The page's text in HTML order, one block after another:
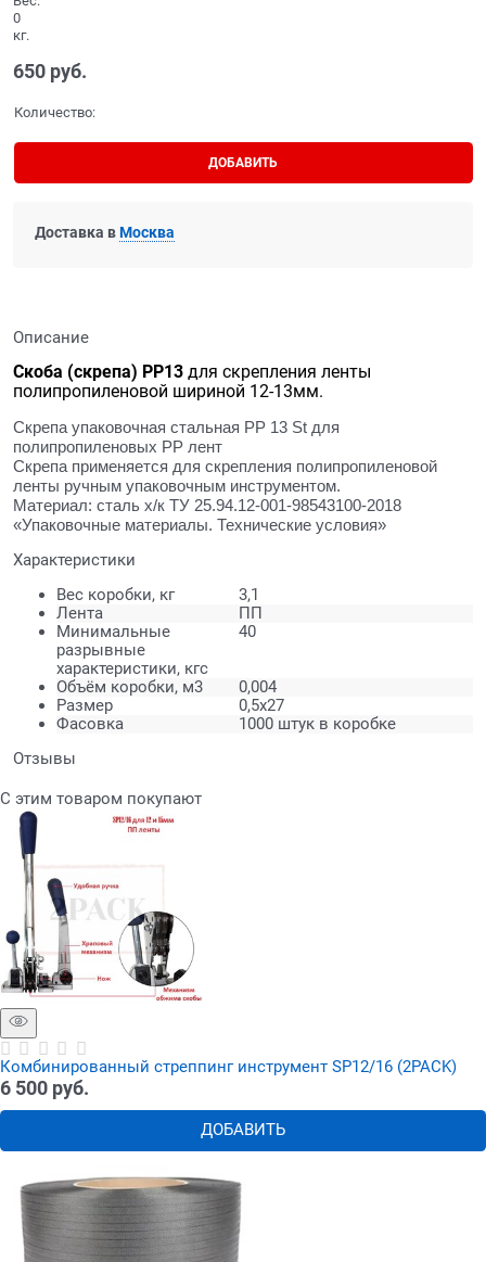
0
кг.
650 руб.
Количество:
ДОБАВИТЬ
Доставка вМосква
Описание
Скоба (скрепа) PP13 для скрепления ленты
полипропиленовой шириной 12-13мм.
Скрепа упаковочная стальная PP 13 St для
полипропиленовых PP лент
Скрепа применяется для скрепления полипропиленовой
ленты ручным упаковочным инструментом.
Материал: сталь х/к ТУ 25.94.12-001-98543100-2018
«Упаковочные материалы. Технические условия»
Характеристики
Вес коробки, кг
3,1
Лента
ПП
Минимальные
разрывные
характеристики, кгс
40
Объём коробки, м3
0,004
Размер
0,5х27
Фасовка
1000 штук в коробке
Отзывы
С этим товаром покупают
Комбинированный стреппинг инструмент SP12/16 (2PACK)
6 500 руб.
ДОБАВИТЬ